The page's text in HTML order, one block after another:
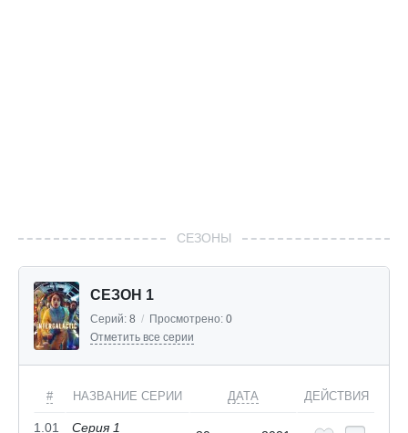
СЕЗОНЫ
СЕЗОН 1
Серий: 8 / Просмотрено: 0
Отметить все серии
# НАЗВАНИЕ СЕРИИ ДАТА ДЕЙСТВИЯ
1.01
Серия 1